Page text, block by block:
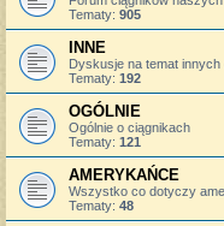
Tematy: 905
INNE
Dyskusje na temat innych
Tematy: 192
OGÓLNIE
Ogólnie o ciągnikach
Tematy: 121
AMERYKAŃCE
Wszystko co dotyczy
Tematy: 48